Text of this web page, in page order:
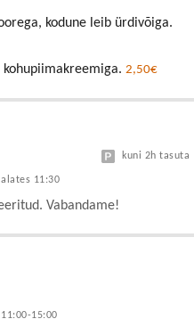
kodune leib ürdivõiga.
2,50€
alates 11:30
kuni 2h tasuta
Vabandame!
11:00-15:00